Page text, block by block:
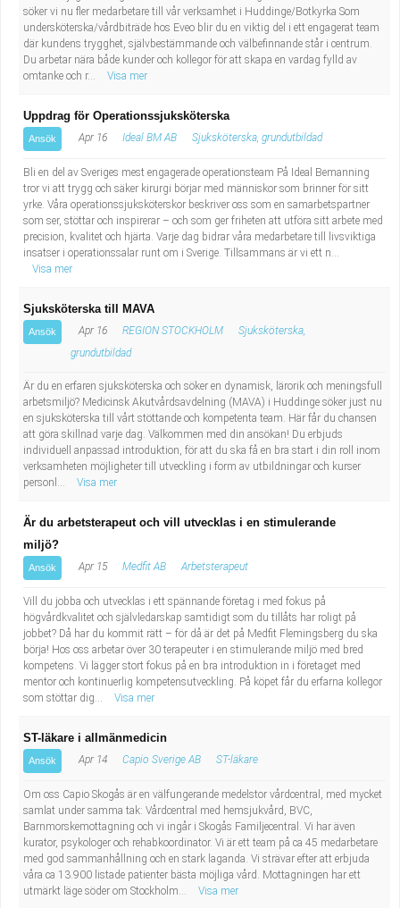
söker vi nu fler medarbetare till vår verksamhet i Huddinge/Botkyrka Som
undersköterska/vårdbiträde hos Eveo blir du en viktig del i ett engagerat team
där kundens trygghet, självbestämmande och välbefinnande står i centrum.
Du arbetar nära både kunder och kollegor för att skapa en vardag fylld av
omtanke och r...
Visa mer
Uppdrag för Operationssjuksköterska
Ansök Apr 16 Ideal BM AB Sjuksköterska, grundutbildad
Bli en del av Sveriges mest engagerade operations­team På Ideal Bemanning
tror vi att trygg och säker kirurgi börjar med människor som brinner för sitt
yrke. Våra operationssjuksköterskor beskriver oss som en samarbetspartner
som ser, stöttar och inspirerar – och som ger friheten att utföra sitt arbete med
precision, kvalitet och hjärta. Varje dag bidrar våra medarbetare till livsviktiga
insatser i operationssalar runt om i Sverige. Tillsammans är vi ett n...
Visa mer
Sjuksköterska till MAVA
Ansök Apr 16 REGION STOCKHOLM
Sjuksköterska,
grundutbildad
Är du en erfaren sjuksköterska och söker en dynamisk, lärorik och meningsfull
arbetsmiljö? Medicinsk Akutvårdsavdelning (MAVA) i Huddinge söker just nu
en sjuksköterska till vårt stöttande och kompetenta team. Här får du chansen
att göra skillnad varje dag. Välkommen med din ansökan! Du erbjuds
individuell anpassad introduktion, för att du ska få en bra start i din roll inom
verksamheten möjligheter till utveckling i form av utbildningar och kurser
personl...
Visa mer
Är du arbetsterapeut och vill utvecklas i en stimulerande
miljö?
Ansök Apr 15 Medfit AB Arbetsterapeut
Vill du jobba och utvecklas i ett spännande företag i med fokus på
högvårdkvalitet och självledarskap samtidigt som du tillåts har roligt på
jobbet? Då har du kommit rätt – för då är det på Medfit Flemingsberg du ska
börja! Hos oss arbetar över 30 terapeuter i en stimulerande miljö med bred
kompetens. Vi lägger stort fokus på en bra introduktion in i företaget med
mentor och kontinuerlig kompetensutveckling. På köpet får du erfarna kollegor
som stöttar dig...
Visa mer
ST-läkare i allmänmedicin
Ansök Apr 14 Capio Sverige AB ST-läkare
Om oss Capio Skogås är en välfungerande medelstor vårdcentral, med mycket
samlat under samma tak: Vårdcentral med hemsjukvård, BVC,
Barnmorskemottagning och vi ingår i Skogås Familjecentral. Vi har även
kurator, psykologer och rehabkoordinator. Vi är ett team på ca 45 medarbetare
med god sammanhållning och en stark laganda. Vi strävar efter att erbjuda
våra ca 13.900 listade patienter bästa möjliga vård. Mottagningen har ett
utmärkt läge söder om Stockholm...
Visa mer